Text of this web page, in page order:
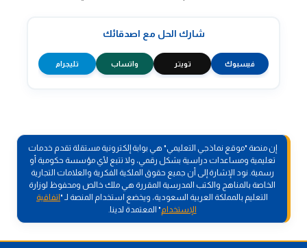
شارك الحل مع اصدقائك
فيسبوك تويتر واتساب تليجرام
إن منصة "موقع نماذجي التعليمي" هي بوابة إلكترونية مستقلة تقدم خدمات
تعليمية ومساعدات دراسية بشكل رقمي، ولا تتبع لأي مؤسسة حكومية أو
رسمية. نود الإشارة إلى أن جميع حقوق الملكية الفكرية والعلامات التجارية
الخاصة بالمناهج والكتب المدرسية المقررة هي ملك خالص ومحفوظ لوزارة
التعليم بالمملكة العربية السعودية، ويخضع استخدام المنصة لـ "اتفاقية
الإستخدام " المعتمدة لدينا.